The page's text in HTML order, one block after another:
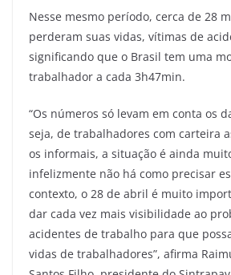
Nesse mesmo período, cerca de 28
perderam suas vidas, vítimas de
significando que o Brasil tem uma
trabalhador a cada 3h47min.
“Os números só levam em conta os
seja, de trabalhadores com carteira
os informais, a situação é ainda
infelizmente não há como precisar
contexto, o 28 de abril é muito
dar cada vez mais visibilidade ao
acidentes de trabalho para que
vidas de trabalhadores”, afirma